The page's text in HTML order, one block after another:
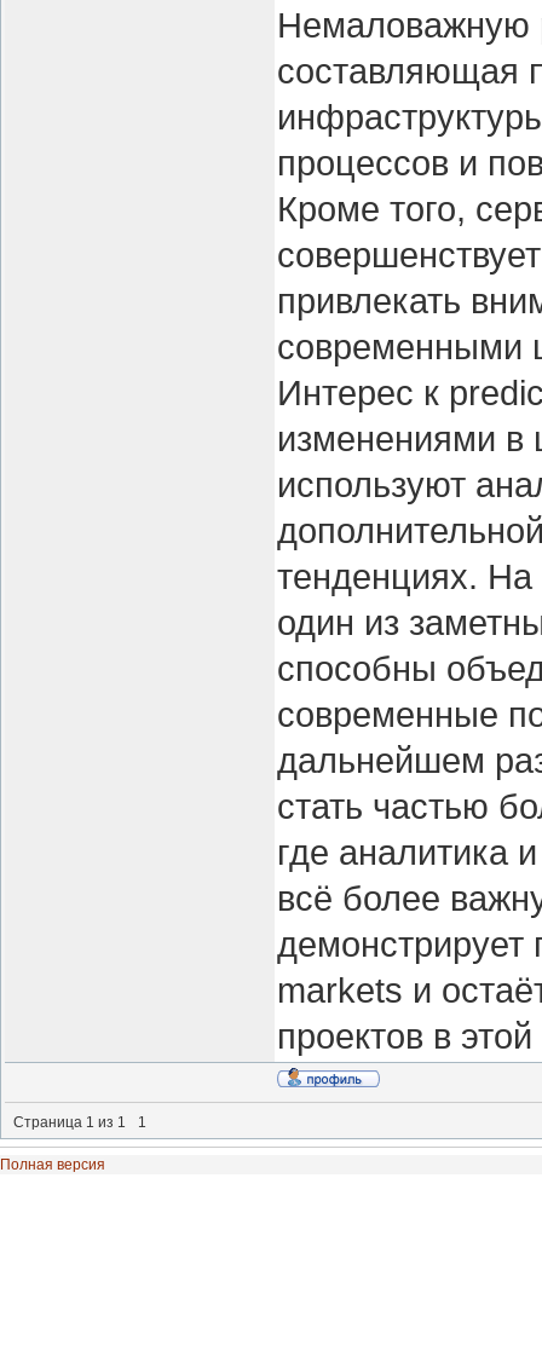
Немаловажную
составляющая
процессов и
Кроме того,
привлекать
современными
Интерес к
изменениями
используют
тенденциях.
один из
способны
современные
дальнейшем
стать частью
где аналитика
всё более
демонстрирует
markets и
проектов в
Страница 1 из 1 1
Полная версия